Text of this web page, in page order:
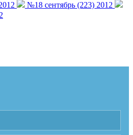
№18 сентябрь (223) 2012